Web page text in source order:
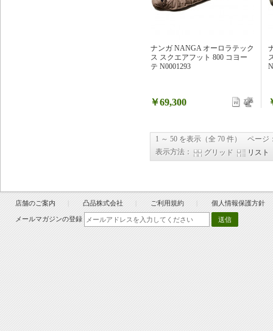
ナンガ NANGA オーロラテック
ス スクエアフット 800 コヨー
テ N0001293
￥69,300
1 ～ 50 を表示（全 70 件）
ページ
表示方法：
グリッド リスト
店舗のご案内 凸品株式会社 ご利用規約 個人情報保護方針
メールマガジンの登録 送信